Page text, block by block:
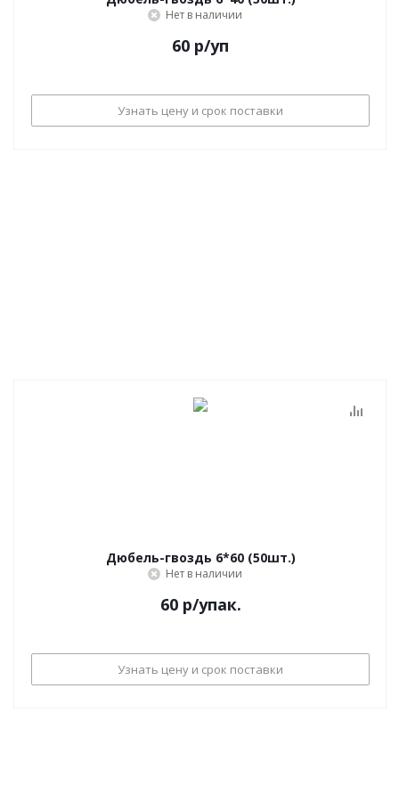
Нет в наличии
60 р/уп
Узнать цену и срок поставки
Дюбель-гвоздь 6*60 (50шт.)
Нет в наличии
60р/упак.
Узнать цену и срок поставки